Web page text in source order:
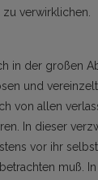
verwirklichen.
in der großen
und
von allen
In dieser
vor ihr
muß.